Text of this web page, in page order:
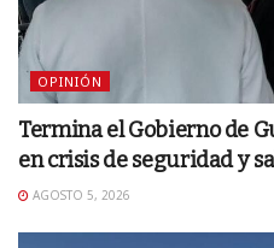
OPINIÓN
Termina el Gobierno de
en crisis de seguridad y
AGOSTO 5, 2026